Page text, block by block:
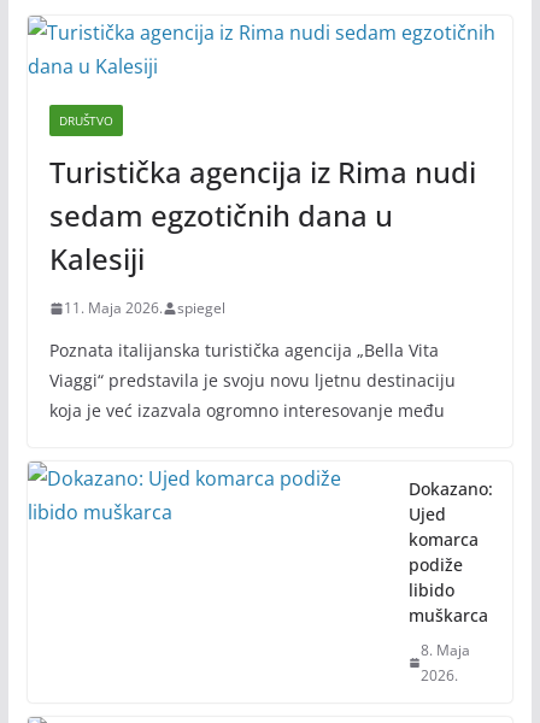
DRUŠTVO
Turistička agencija iz Rima nudi
sedam egzotičnih dana u
Kalesiji
11. Maja 2026. spiegel
Poznata italijanska turistička agencija „Bella Vita
Viaggi“ predstavila je svoju novu ljetnu destinaciju
koja je već izazvala ogromno interesovanje među
Dokazano:
Ujed
komarca
podiže
libido
muškarca
8. Maja
2026.